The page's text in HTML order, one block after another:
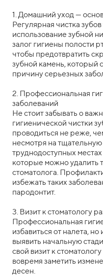
1. Домашний уход —
Регулярная чистка
использование зубной
залог гигиены полости
чтобы предотвратить
зубной камень, который
причину серьезных
2. Профессиональная
заболеваний
Не стоит забывать о
гигиенической чистки
проводиться не реже,
несмотря на
труднодоступных
которые можно удалить
стоматолога.
избежать таких
пародонтит.
3. Визит к стоматологу
Профессиональная
избавиться от налета,
выявить начальную
свой визит к
вовремя заметить
десен.